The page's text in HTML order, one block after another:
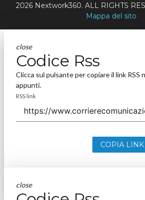
2026 Nextwork360. ALL RIGHTS
Mappa del sito
close
Codice Rss
Clicca sul pulsante per copiare il link RSS
appunti.
RSS link
COPIA LINK
close